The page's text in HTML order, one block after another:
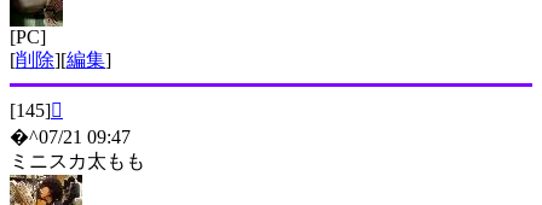
[PC]
[削除][編集]
[145]
�^07/21 09:47
ミニスカ太もも